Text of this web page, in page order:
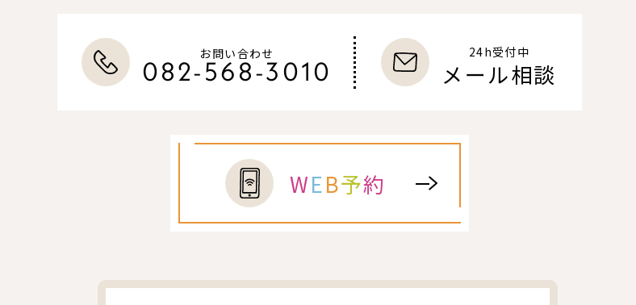
お問い合わせ
082-568-3010
24h受付中
メール相談
WEB予約